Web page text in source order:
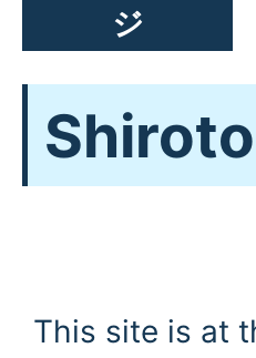
ジ
This site is at